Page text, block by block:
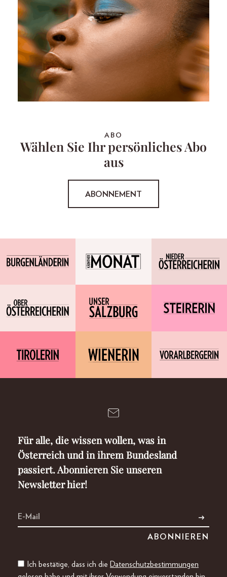
ABO
Wählen Sie Ihr persönliches Abo
aus
ABONNEMENT
Für alle, die wissen wollen, was in
Österreich und in ihrem Bundesland
passiert. Abonnieren Sie unseren
Newsletter hier!
Ich bestätige, dass ich die Datenschutzbestimmungen